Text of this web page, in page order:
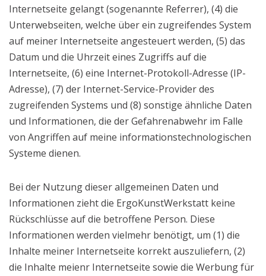
Internetseite gelangt (sogenannte Referrer), (4) die
Unterwebseiten, welche über ein zugreifendes System
auf meiner Internetseite angesteuert werden, (5) das
Datum und die Uhrzeit eines Zugriffs auf die
Internetseite, (6) eine Internet-Protokoll-Adresse (IP-
Adresse), (7) der Internet-Service-Provider des
zugreifenden Systems und (8) sonstige ähnliche Daten
und Informationen, die der Gefahrenabwehr im Falle
von Angriffen auf meine informationstechnologischen
Systeme dienen.
Bei der Nutzung dieser allgemeinen Daten und
Informationen zieht die ErgoKunstWerkstatt keine
Rückschlüsse auf die betroffene Person. Diese
Informationen werden vielmehr benötigt, um (1) die
Inhalte meiner Internetseite korrekt auszuliefern, (2)
die Inhalte meienr Internetseite sowie die Werbung für